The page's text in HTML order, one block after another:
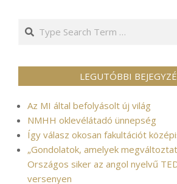
Search
LEGUTÓBBI
Az MI által befolyásolt új világ
NMHH oklevélátadó ünnepség
Így válasz okosan fakultációt
„Gondolatok, amelyek
Országos siker az angol nyelvű
versenyen